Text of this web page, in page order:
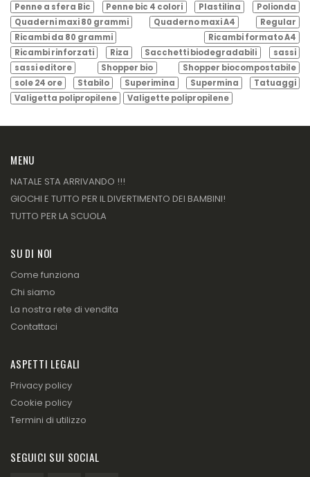
Penne a sfera Bic
Penne bic 4 colori Plastilina
Polionda
Quaderni maxi 80 grammi
Quaderno maxi A4
Regular
Ricambi da 80 grammi
Ricambi formato A4
Ricambi rinforzati
Riza Sacchetti biodegradabili
sassi
sassi editore
Shopper bio
Shopper biocompostabile
sole 24 ore
Stabilo Superimina Supermina
Tatuaggi
Valigetta polipropilene
Valigette polipropilene
MENU
NATALE STA ARRIVANDO !!!
GIOCHI E TUTTO PER IL DIVERTIMENTO DEI BAMBINI!
TUTTO PER LA SCUOLA
SU DI NOI
Come funziona
Chi siamo
La nostra rete di vendita
Contattaci
ASPETTI LEGALI
Privacy policy
Cookie policy
Termini di utilizzo
SEGUICI SUI SOCIAL